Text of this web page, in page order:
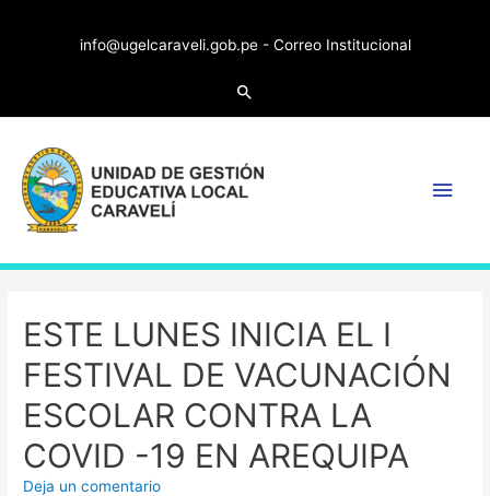
info@ugelcaraveli.gob.pe - Correo Institucional
ESTE LUNES INICIA EL I
FESTIVAL DE VACUNACIÓN
ESCOLAR CONTRA LA
COVID -19 EN AREQUIPA
Deja un comentario